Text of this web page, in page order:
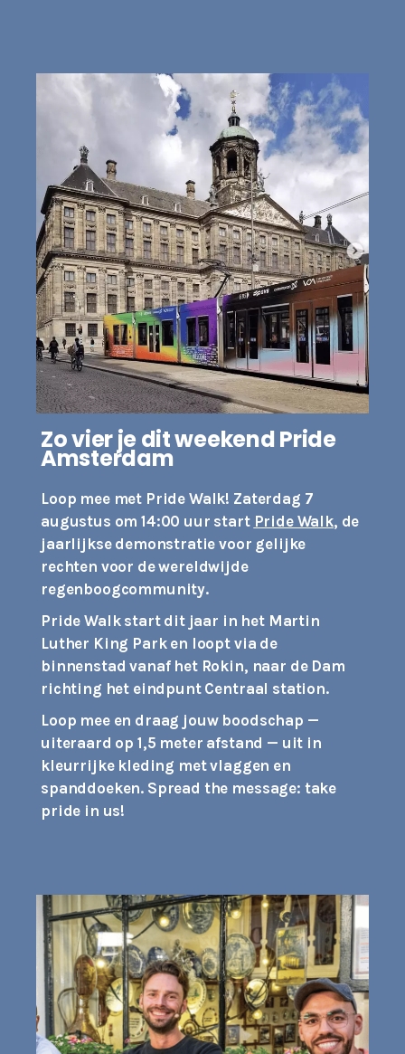
Zo vier je dit weekend Pride
Amsterdam
Loop mee met Pride Walk! Zaterdag 7
augustus om 14:00 uur start Pride Walk, de
jaarlijkse demonstratie voor gelijke
rechten voor de wereldwijde
regenboogcommunity.
Pride Walk start dit jaar in het Martin
Luther King Park en loopt via de
binnenstad vanaf het Rokin, naar de Dam
richting het eindpunt Centraal station.
Loop mee en draag jouw boodschap —
uiteraard op 1,5 meter afstand — uit in
kleurrijke kleding met vlaggen en
spanddoeken. Spread the message: take
pride in us!